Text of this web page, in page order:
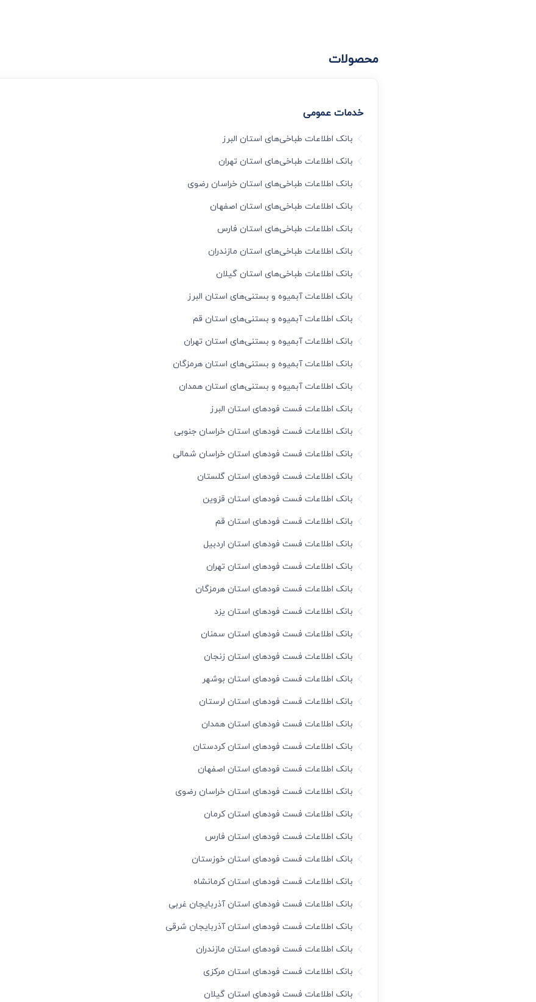
محصولات
خدمات عمومی
بانک اطلاعات طباخی‌های استان البرز
بانک اطلاعات طباخی‌های استان تهران
بانک اطلاعات طباخی‌های استان خراسان رضوی
بانک اطلاعات طباخی‌های استان اصفهان
بانک اطلاعات طباخی‌های استان فارس
بانک اطلاعات طباخی‌های استان مازندران
بانک اطلاعات طباخی‌های استان گیلان
بانک اطلاعات آبمیوه و بستنی‌های استان البرز
بانک اطلاعات آبمیوه و بستنی‌های استان قم
بانک اطلاعات آبمیوه و بستنی‌های استان تهران
بانک اطلاعات آبمیوه و بستنی‌های استان هرمزگان
بانک اطلاعات آبمیوه و بستنی‌های استان همدان
بانک اطلاعات فست فود‌های استان البرز
بانک اطلاعات فست فود‌های استان خراسان جنوبی
بانک اطلاعات فست فود‌های استان خراسان شمالی
بانک اطلاعات فست فود‌های استان گلستان
بانک اطلاعات فست فود‌های استان قزوین
بانک اطلاعات فست فود‌های استان قم
بانک اطلاعات فست فود‌های استان اردبیل
بانک اطلاعات فست فود‌های استان تهران
بانک اطلاعات فست فود‌های استان هرمزگان
بانک اطلاعات فست فود‌های استان یزد
بانک اطلاعات فست فود‌های استان سمنان
بانک اطلاعات فست فود‌های استان زنجان
بانک اطلاعات فست فود‌های استان بوشهر
بانک اطلاعات فست فود‌های استان لرستان
بانک اطلاعات فست فود‌های استان همدان
بانک اطلاعات فست فود‌های استان کردستان
بانک اطلاعات فست فود‌های استان اصفهان
بانک اطلاعات فست فود‌های استان خراسان رضوی
بانک اطلاعات فست فود‌های استان کرمان
بانک اطلاعات فست فود‌های استان فارس
بانک اطلاعات فست فود‌های استان خوزستان
بانک اطلاعات فست فود‌های استان کرمانشاه
بانک اطلاعات فست فود‌های استان آذربایجان غربی
بانک اطلاعات فست فود‌های استان آذربایجان شرقی
بانک اطلاعات فست فود‌های استان مازندران
بانک اطلاعات فست فود‌های استان مرکزی
بانک اطلاعات فست فود‌های استان گیلان